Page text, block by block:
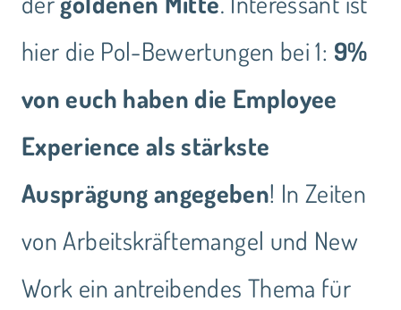
hier die Pol-Bewertungen bei 1: 9%
von euch haben die Employee
Experience als stärkste
Ausprägung angegeben! In Zeiten
von Arbeitskräftemangel und New
Work ein antreibendes Thema für